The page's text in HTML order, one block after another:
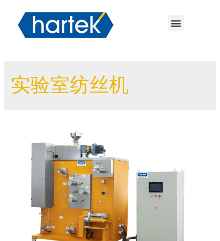
实验室纺丝机